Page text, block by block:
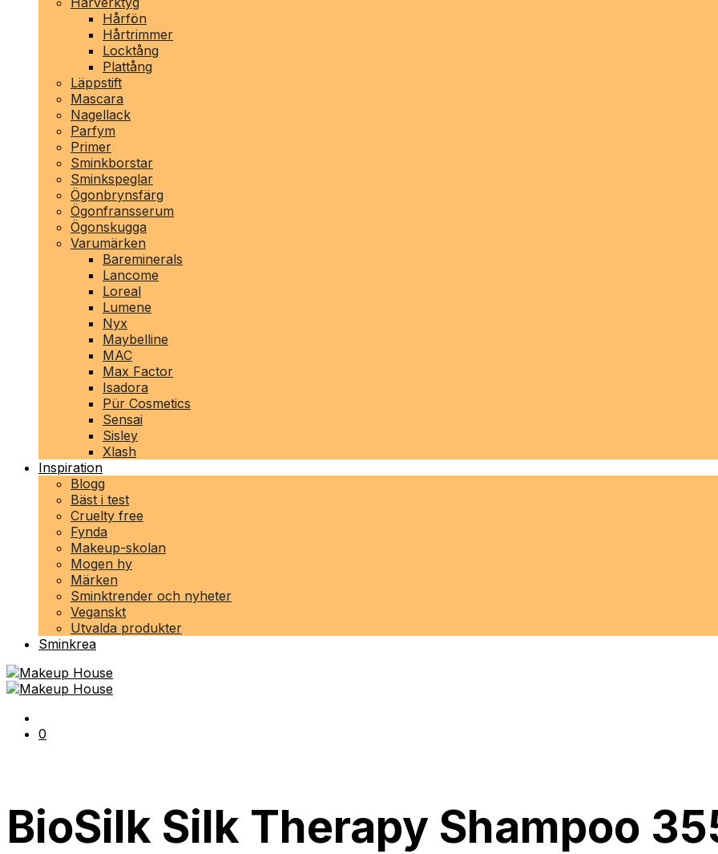
Hårfön
Hårtrimmer
Locktång
Plattång
Läppstift
Mascara
Nagellack
Parfym
Primer
Sminkborstar
Sminkspeglar
Ögonbrynsfärg
Ögonfransserum
Ögonskugga
Varumärken
Bareminerals
Lancome
Loreal
Lumene
Nyx
Maybelline
MAC
Max Factor
Isadora
Pür Cosmetics
Sensai
Sisley
Xlash
Inspiration
Blogg
Bäst i test
Cruelty free
Fynda
Makeup-skolan
Mogen hy
Märken
Sminktrender och nyheter
Veganskt
Utvalda produkter
Sminkrea
0
BioSilk Silk Therapy Shampoo